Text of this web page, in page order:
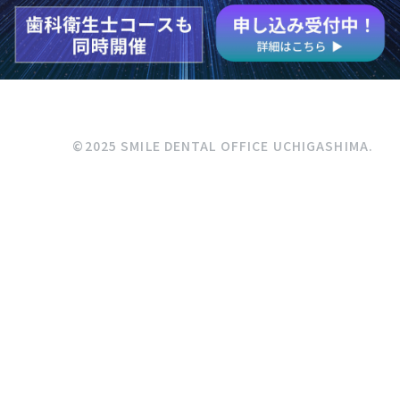
©2025 SMILE DENTAL OFFICE UCHIGASHIMA.